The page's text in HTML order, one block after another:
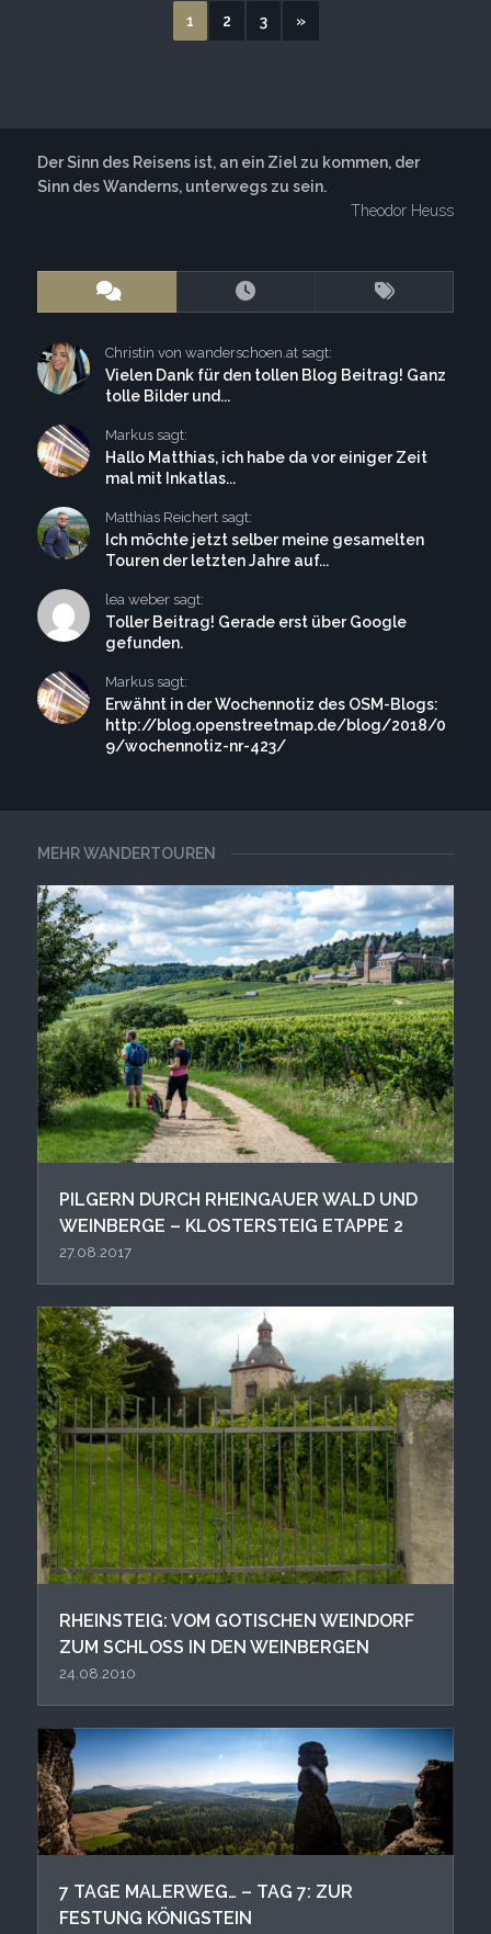
MEHR WANDERTOUREN
PIL GERN DURCH RHEINGAUER WALD UND
WEINBERGE – KLOSTERSTEIG ETAPPE 2
27.08.2017
RHEINSTEIG: VOM GOTISCHEN WEINDORF
ZUM SCHLOSS IN DEN WEINBERGEN
24.08.2010
7 TAGE MALERWEG… – TAG 7: ZUR
FESTUNG KÖNIGSTEIN
1 2 3 »
Der Sinn des Reisens ist, an ein Ziel zu kommen, der
Sinn des Wanderns, unterwegs zu sein.
Theodor Heuss
Christin von wanderschoen.at sagt:
Vielen Dank für den tollen Blog Beitrag! Ganz
tolle Bilder und...
Markus sagt:
Hallo Matthias, ich habe da vor einiger Zeit
mal mit Inkatlas...
Matthias Reichert sagt:
Ich möchte jetzt selber meine gesamelten
Touren der letzten Jahre auf...
lea weber sagt:
Toller Beitrag! Gerade erst über Google
gefunden.
Markus sagt:
Erwähnt in der Wochennotiz des OSM-Blogs:
http://blog.openstreetmap.de/blog/2018/0
9/wochennotiz-nr-423/